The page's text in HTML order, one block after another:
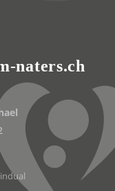
naters.ch